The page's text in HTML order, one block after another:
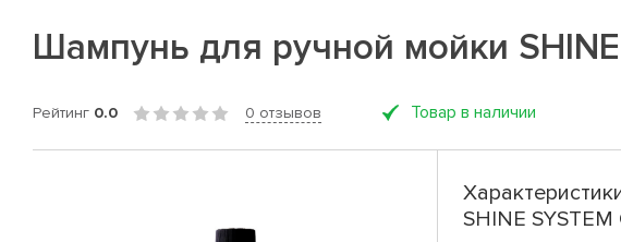
Шампунь для ручной мойки
Рейтинг 0.0 0 отзывов Товар в наличии
SHINE